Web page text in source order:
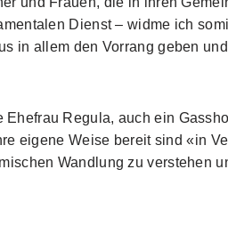
Dienst – widme ich
in allem den Vorrang geben
Regula, auch ein
eigene Weise bereit sind «in
Wandlung zu verstehen